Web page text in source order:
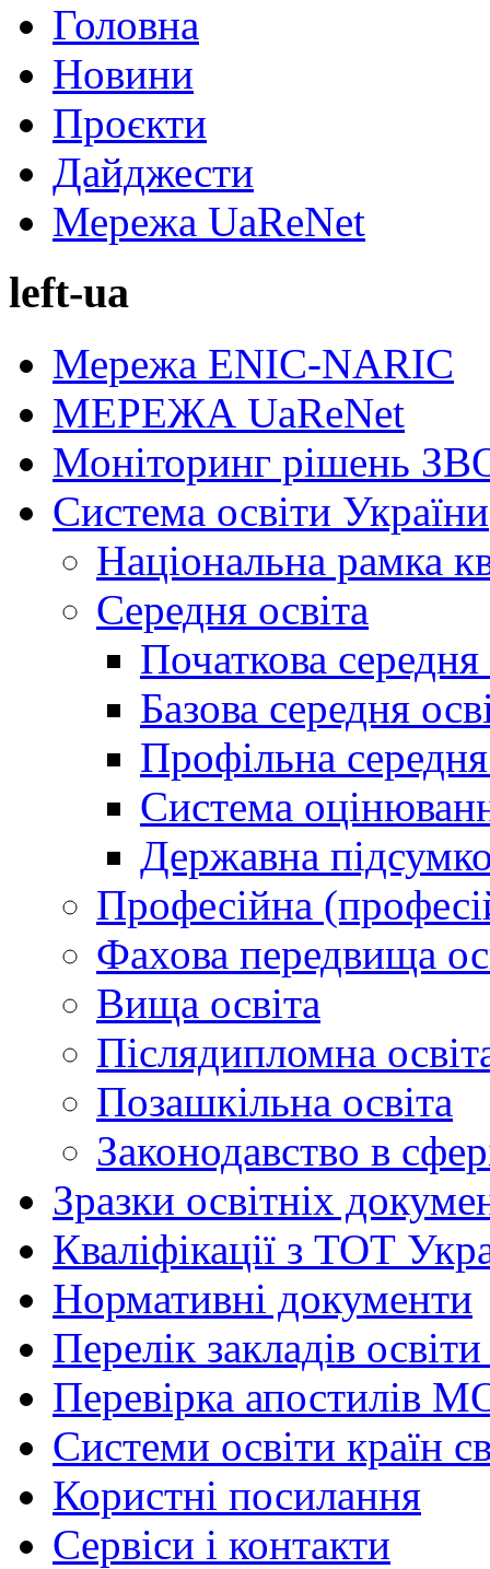
Головна
Новини
Проєкти
Дайджести
Мережа UaReNet
left-ua
Мережа ENIC-NARIC
МЕРЕЖА UaReNet
Моніторинг рішень
Система освіти України
Національна рамка
Середня освіта
Початкова середня
Базова середня
Профільна середня
Система
Державна
Професійна
Фахова передвища
Вища освіта
Післядипломна
Позашкільна освіта
Законодавство в
Зразки освітніх
Кваліфікації з ТОТ
Нормативні документи
Перелік закладів
Перевірка апостилів
Системи освіти країн
Користні посилання
Сервіси і контакти